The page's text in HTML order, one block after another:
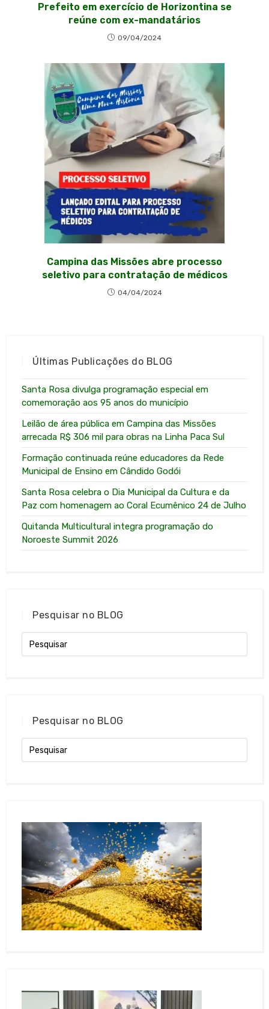
Prefeito em exercício de Horizontina se
reúne com ex-mandatários
09/04/2024
Campina das Missões abre processo
seletivo para contratação de médicos
04/04/2024
Últimas Publicações do BLOG
Santa Rosa divulga programação especial em
comemoração aos 95 anos do município
Leilão de área pública em Campina das Missões
arrecada R$ 306 mil para obras na Linha Paca Sul
Formação continuada reúne educadores da Rede
Municipal de Ensino em Cândido Godói
Santa Rosa celebra o Dia Municipal da Cultura e da
Paz com homenagem ao Coral Ecumênico 24 de Julho
Quitanda Multicultural integra programação do
Noroeste Summit 2026
Pesquisar no BLOG
Pesquisar no BLOG